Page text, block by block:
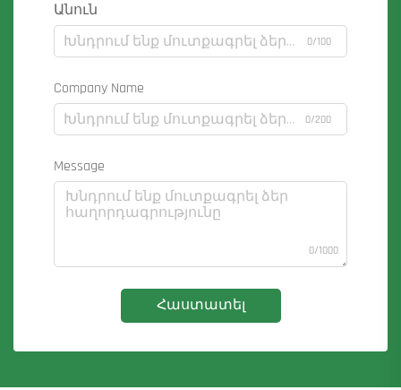
Անուն
0/100
Company Name
0/200
Message
0/1000
Հաստատել